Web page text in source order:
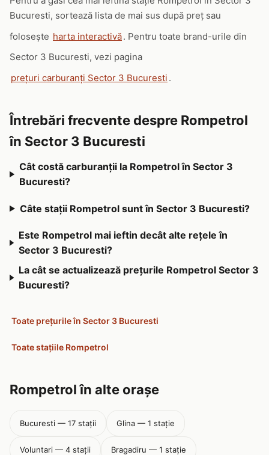
Bucuresti, sortează lista de mai sus după preț sau
folosește harta interactivă. Pentru toate brand-urile din
Sector 3 Bucuresti, vezi pagina
prețuri carburanți Sector 3 Bucuresti .
Întrebări frecvente despre Rompetrol
în Sector 3 Bucuresti
Cât costă carburanții la Rompetrol în Sector 3
Bucuresti?
Câte stații Rompetrol sunt în Sector 3 Bucuresti?
Este Rompetrol mai ieftin decât alte rețele în
Sector 3 Bucuresti?
La cât se actualizează prețurile Rompetrol Sector 3
Bucuresti?
Toate prețurile în Sector 3 Bucuresti
Toate stațiile Rompetrol
Rompetrol în alte orașe
Bucuresti — 17 stații Glina — 1 stație
Voluntari — 4 stații Bragadiru — 1 stație